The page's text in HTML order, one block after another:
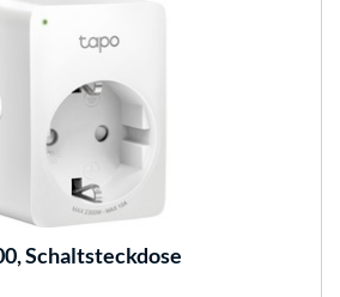
Schaltsteckdose